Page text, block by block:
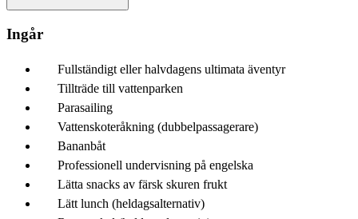
Ingår
Fullständigt eller halvdagens ultimata äventyr
Tillträde till vattenparken
Parasailing
Vattenskoteråkning (dubbelpassagerare)
Bananbåt
Professionell undervisning på engelska
Lätta snacks av färsk skuren frukt
Lätt lunch (heldagsalternativ)